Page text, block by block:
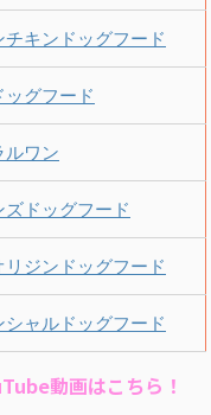
チキンドッグフード
ッグフード
ルワン
ズドッグフード
リジンドッグフード
シャルドッグフード
動画はこちら！